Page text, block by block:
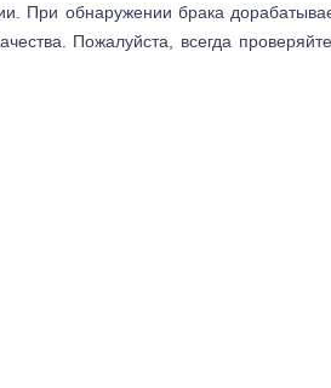
При обнаружении брака
Пожалуйста, всегда